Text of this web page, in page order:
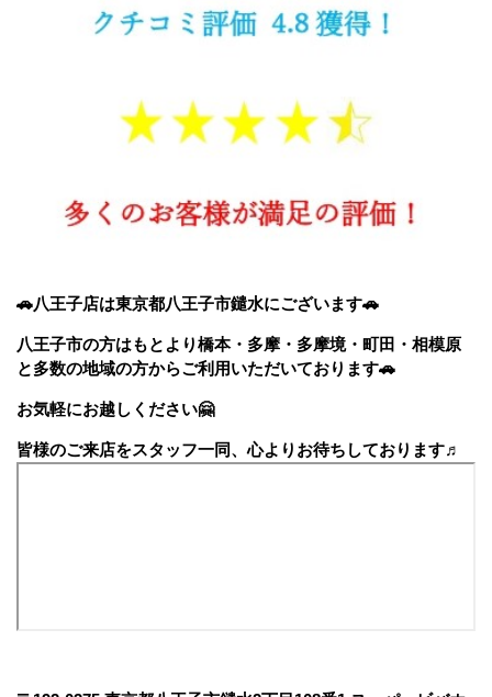
🚗八王子店は東京都八王子市鑓水にございます🚗
八王子市の方はもとより橋本・多摩・多摩境・町田・相模原
と多数の地域の方からご利用いただいております🚗
お気軽にお越しください🤗
皆様のご来店をスタッフ一同、心よりお待ちしております♬